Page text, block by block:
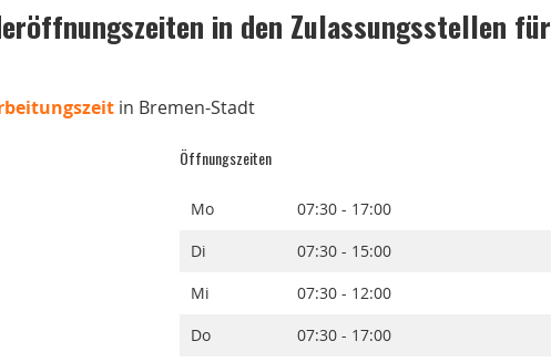
in den Zulassungsstellen für
in Bremen-Stadt
Öffnungszeiten
Mo
07:30 - 17:00
Di
07:30 - 15:00
Mi
07:30 - 12:00
Do
07:30 - 17:00